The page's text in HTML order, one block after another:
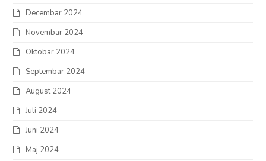
Decembar 2024
Novembar 2024
Oktobar 2024
Septembar 2024
August 2024
Juli 2024
Juni 2024
Maj 2024